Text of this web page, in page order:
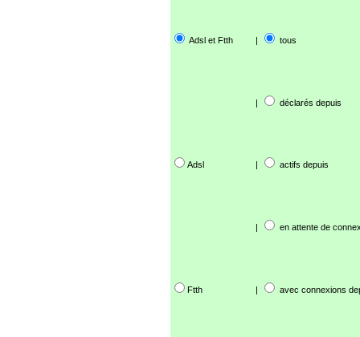
Adsl et Ftth | tous
| déclarés depuis
Adsl | actifs depuis
| en attente de
Ftth | avec connexions